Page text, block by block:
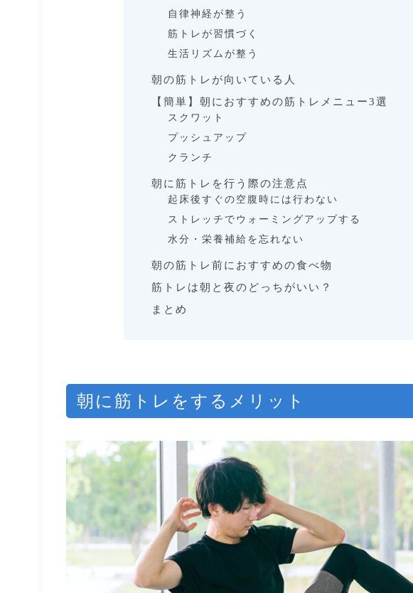
自律神経が整う
筋トレが習慣づく
生活リズムが整う
朝の筋トレが向いている人
【簡単】朝におすすめの筋トレメニュー3選
スクワット
プッシュアップ
クランチ
朝に筋トレを行う際の注意点
起床後すぐの空腹時には行わない
ストレッチでウォーミングアップする
水分・栄養補給を忘れない
朝の筋トレ前におすすめの食べ物
筋トレは朝と夜のどっちがいい？
まとめ
朝に筋トレをするメリット